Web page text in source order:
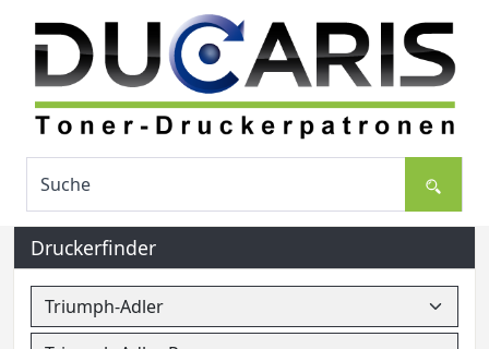
Druckerfinder